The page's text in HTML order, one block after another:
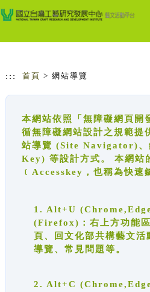
跳到主要內容
網站導覽
::: 首頁 > 網站導覽
本網站依照「無障礙網頁開
循無障礙網站設計之規範
站導覽 (Site Navigator)、
Key) 等設計方式。 本網站
﹝Accesskey，也稱為快速
1. Alt+U
(Firefox)：右上方功能
頁、回文化部共構藝文活
導覽、常見問題等。
2. Alt+C